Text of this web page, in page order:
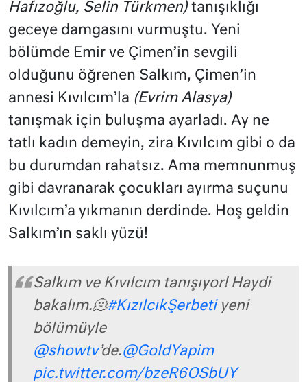
Hafızoğlu, Selin Türkmen) tanışıklığı
geceye damgasını vurmuştu. Yeni
bölümde Emir ve Çimen’in sevgili
olduğunu öğrenen Salkım, Çimen’in
annesi Kıvılcım’la (Evrim Alasya)
tanışmak için buluşma ayarladı. Ay ne
tatlı kadın demeyin, zira Kıvılcım gibi o da
bu durumdan rahatsız. Ama memnunmuş
gibi davranarak çocukları ayırma suçunu
Kıvılcım’a yıkmanın derdinde. Hoş geldin
Salkım’ın saklı yüzü!
Salkım ve Kıvılcım tanışıyor! Haydi
bakalım.🫠#KızılcıkŞerbetiyeni
bölümüyle
@showtv’de.@GoldYapim
pic.twitter.com/bzeR6OSbUY